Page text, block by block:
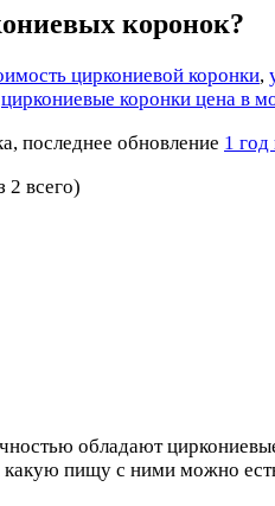
коронок?
циркониевой коронки,
циркониевые коронки цена в
последнее обновление 1 год
2 всего)
обладают
какую пищу с ними можно